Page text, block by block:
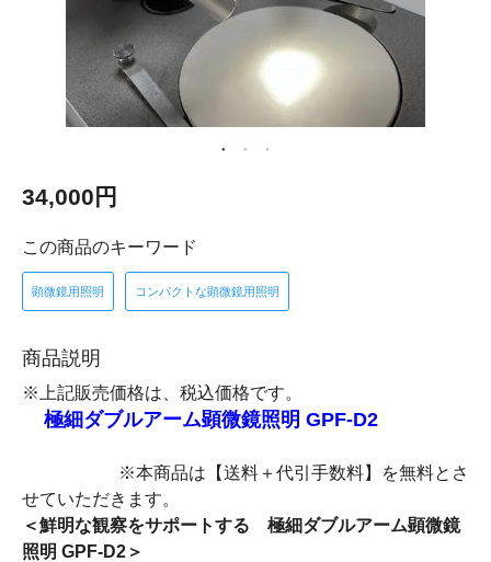
34,000円
この商品のキーワード
顕微鏡用照明 コンパクトな顕微鏡用照明
商品説明
※上記販売価格は、税込価格です。
極細ダブルアーム顕微鏡照明 GPF-D2
※本商品は【送料＋代引手数料】を無料とさ
せていただきます。
＜鮮明な観察をサポートする 極細ダブルアーム顕微鏡
照明 GPF-D2＞